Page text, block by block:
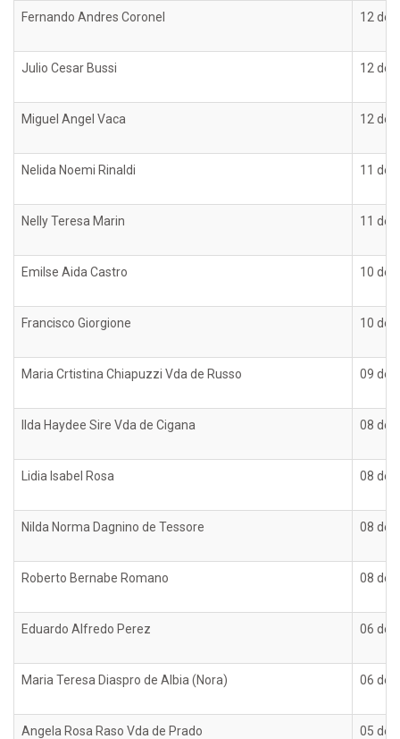
Fernando Andres Coronel 12 de
Julio Cesar Bussi 12 de
Miguel Angel Vaca 12 de
Nelida Noemi Rinaldi 11 de
Nelly Teresa Marin 11 de
Emilse Aida Castro 10 de
Francisco Giorgione 10 de
Maria Crtistina Chiapuzzi Vda de Russo 09 de
Ilda Haydee Sire Vda de Cigana 08 de
Lidia Isabel Rosa 08 de
Nilda Norma Dagnino de Tessore 08 de
Roberto Bernabe Romano 08 de
Eduardo Alfredo Perez 06 de
Maria Teresa Diaspro de Albia (Nora) 06 de
Angela Rosa Raso Vda de Prado 05 de